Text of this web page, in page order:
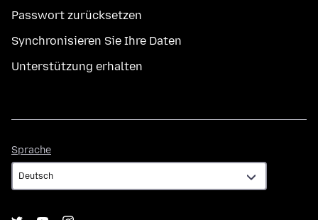
Passwort zurücksetzen
Synchronisieren Sie Ihre Daten
Unterstützung erhalten
Sprache